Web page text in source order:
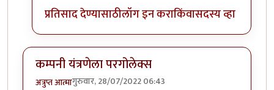
प्रतिसाद देण्यासाठीलॉग इन कराकिंवासदस्य व्हा
कम्पनी यंत्रणेला परगोलेक्स
अत्रुप्त आत्मागुरुवार, 28/07/2022 06:43